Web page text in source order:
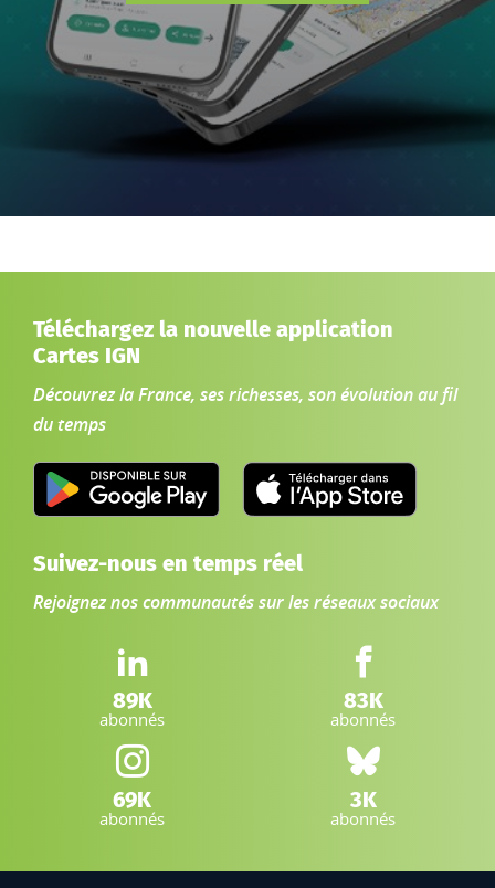
Téléchargez la nouvelle application
Cartes IGN
Découvrez la France, ses richesses, son évolution au fil
du temps
Suivez-nous en temps réel
Rejoignez nos communautés sur les réseaux sociaux
LinkedIn IGN :
89K
abonnés
Facebook IGN :
83K
abonnés
Instagram IGN :
69K
abonnés
Bluesky :
3K
abonnés